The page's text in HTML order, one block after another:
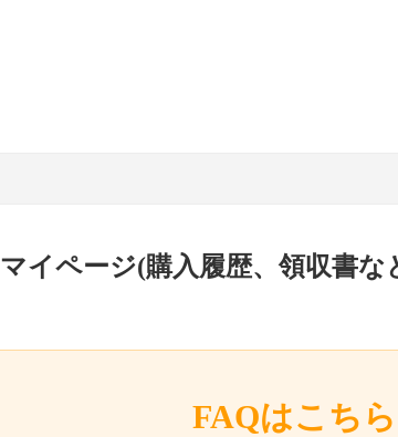
マイページ(購入履歴、領収書な
FAQはこちら